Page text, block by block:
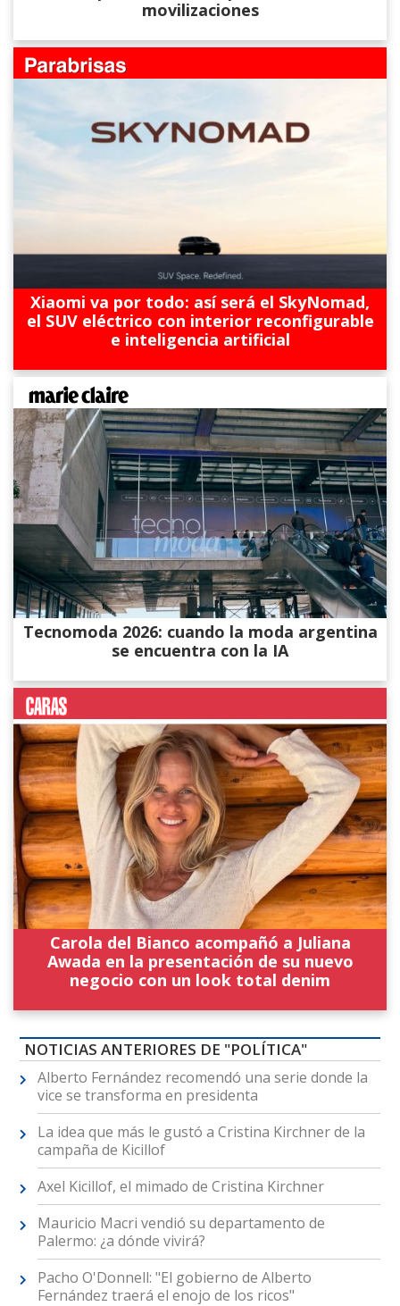
movilizaciones
Xiaomi va por todo: así será el SkyNomad,
el SUV eléctrico con interior reconfigurable
e inteligencia artificial
Tecnomoda 2026: cuando la moda argentina
se encuentra con la IA
Carola del Bianco acompañó a Juliana
Awada en la presentación de su nuevo
negocio con un look total denim
NOTICIAS ANTERIORES DE "POLÍTICA"
Alberto Fernández recomendó una serie donde la
vice se transforma en presidenta
La idea que más le gustó a Cristina Kirchner de la
campaña de Kicillof
Axel Kicillof, el mimado de Cristina Kirchner
Mauricio Macri vendió su departamento de
Palermo: ¿a dónde vivirá?
Pacho O'Donnell: "El gobierno de Alberto
Fernández traerá el enojo de los ricos"